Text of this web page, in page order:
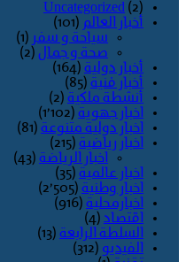
Uncategorized (2)
أخبار العالم (101)
سياحة و سفر (1)
صحة و جمال (2)
أخبار دولية (164)
أخبار فنية (85)
أنشطة ملكية (2)
اخبار جهوية (1٬102)
اخبار دولية متنوعة (81)
اخبار رياضية (215)
اخبار الرياضة (43)
اخبار عالمية (35)
اخبار وطنية (2٬505)
اخبارمحلية (916)
اقتصاد (4)
السلطة الرابعة (13)
الفيديو (312)